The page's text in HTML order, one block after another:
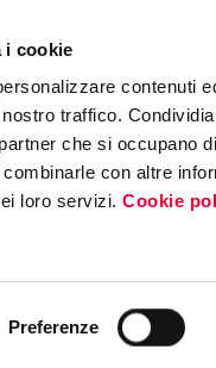
i cookie
contenuti
traffico.
che si occupano
con altre
loro servizi.Cookie
Preferenze
PROGRAM